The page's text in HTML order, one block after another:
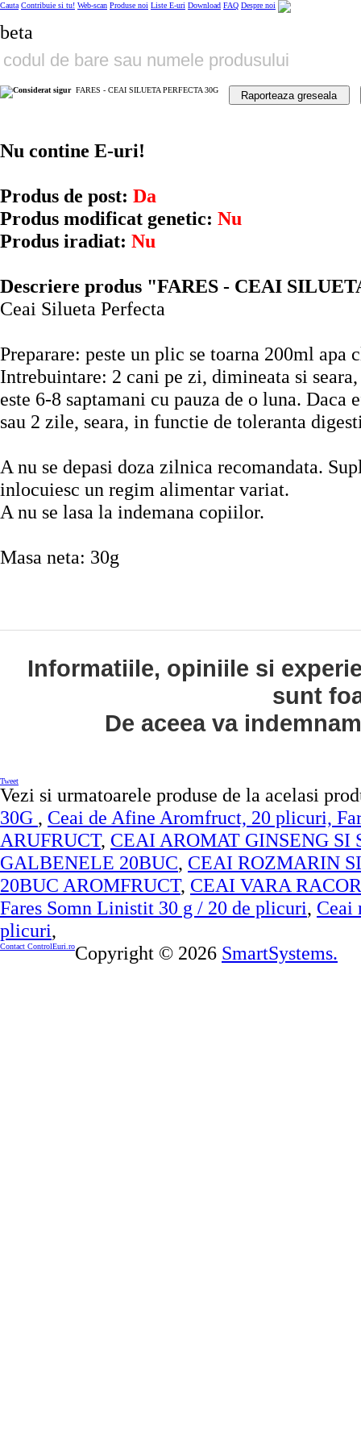
Cauta Contribuie si tu! Web-scan Produse noi Liste E-uri Download FAQ Despre noi
beta
FARES - CEAI SILUETA PERFECTA 30G Raporteaza greseala
Nu contine E-uri!
Produs de post: Da
Produs modificat genetic: Nu
Produs iradiat: Nu
Descriere produs "FARES - CEAI
Ceai Silueta Perfecta
Preparare: peste un plic se toarna 200ml apa
Intrebuintare: 2 cani pe zi, dimineata si
este 6-8 saptamani cu pauza de o luna. Daca
sau 2 zile, seara, in functie de toleranta
A nu se depasi doza zilnica recomandata.
inlocuiesc un regim alimentar variat.
A nu se lasa la indemana copiilor.
Masa neta: 30g
Informatiile, opiniile si
sunt
De aceea va
Tweet
Vezi si urmatoarele produse de la acelasi
30G , Ceai de Afine Aromfruct, 20 plicuri,
ARUFRUCT, CEAI AROMAT GINSENG SI
GALBENELE 20BUC, CEAI ROZMARIN
20BUC AROMFRUCT, CEAI VARA
Fares Somn Linistit 30 g / 20 de plicuri, Ceai
plicuri,
Contact ControlEuri.roCopyright © 2026 SmartSystems.